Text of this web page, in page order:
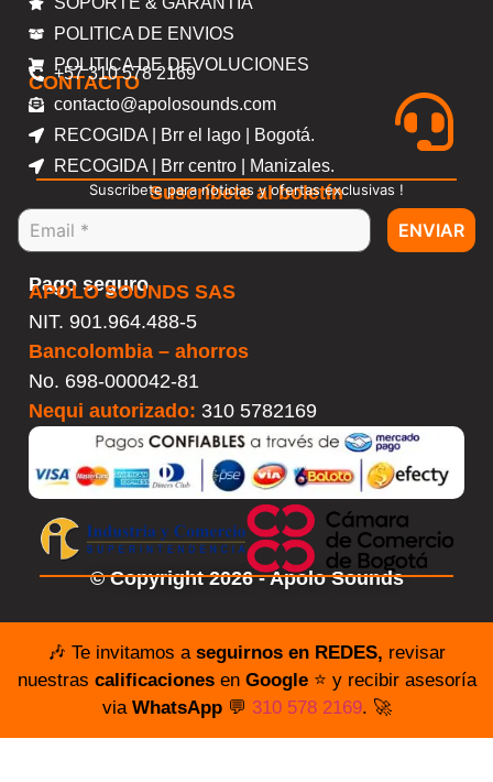
POLITICA DE ENVIOS
POLITICA DE DEVOLUCIONES
CONTACTO
+57 310 578 2169
contacto@apolosounds.com
RECOGIDA | Brr el lago | Bogotá.
RECOGIDA | Brr centro | Manizales.
Suscríbete al boletín
Suscribete para noticias y ofertas exclusivas !
ENVIAR
Pago seguro
APOLO SOUNDS SAS
NIT. 901.964.488-5
Bancolombia – ahorros
No. 698-000042-81
Nequi autorizado: 310 5782169
© Copyright 2026 - Apolo Sounds
🎶 Te invitamos a seguirnos en REDES, revisar
nuestras calificacionesen Google⭐️ y recibir asesoría
via WhatsApp💬 310 578 2169. 🚀